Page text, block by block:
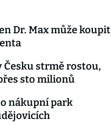
Dr. Max může koupit
strmě rostou,
sto milionů
nákupní park